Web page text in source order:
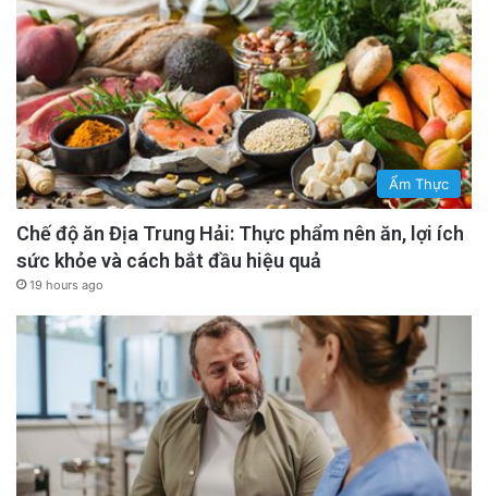
Ẩm Thực
Chế độ ăn Địa Trung Hải: Thực phẩm nên ăn, lợi ích
sức khỏe và cách bắt đầu hiệu quả
19 hours ago